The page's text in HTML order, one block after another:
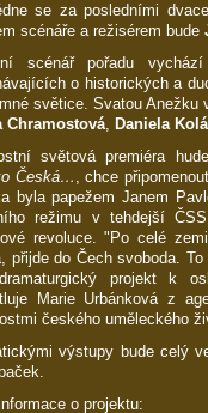
se za posledními
scénáře a režisérem bude
scénář pořadu
o historických a
světice. Svatou
Chramostová, Daniela
světová premiéra
Česká… , chce
byla papežem Janem
režimu v tehdejší
revoluce. "Po celé
přijde do Čech svoboda.
projekt k
Marie Urbánková z
českého uměleckého
výstupy bude celý
o projektu: